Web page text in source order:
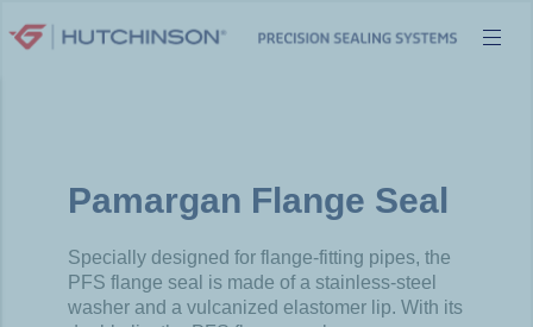
to
Pamargan Flange Seal
Specially designed for flange-fitting pipes, the
PFS flange seal is made of a stainless-steel
washer and a vulcanized elastomer lip. With its